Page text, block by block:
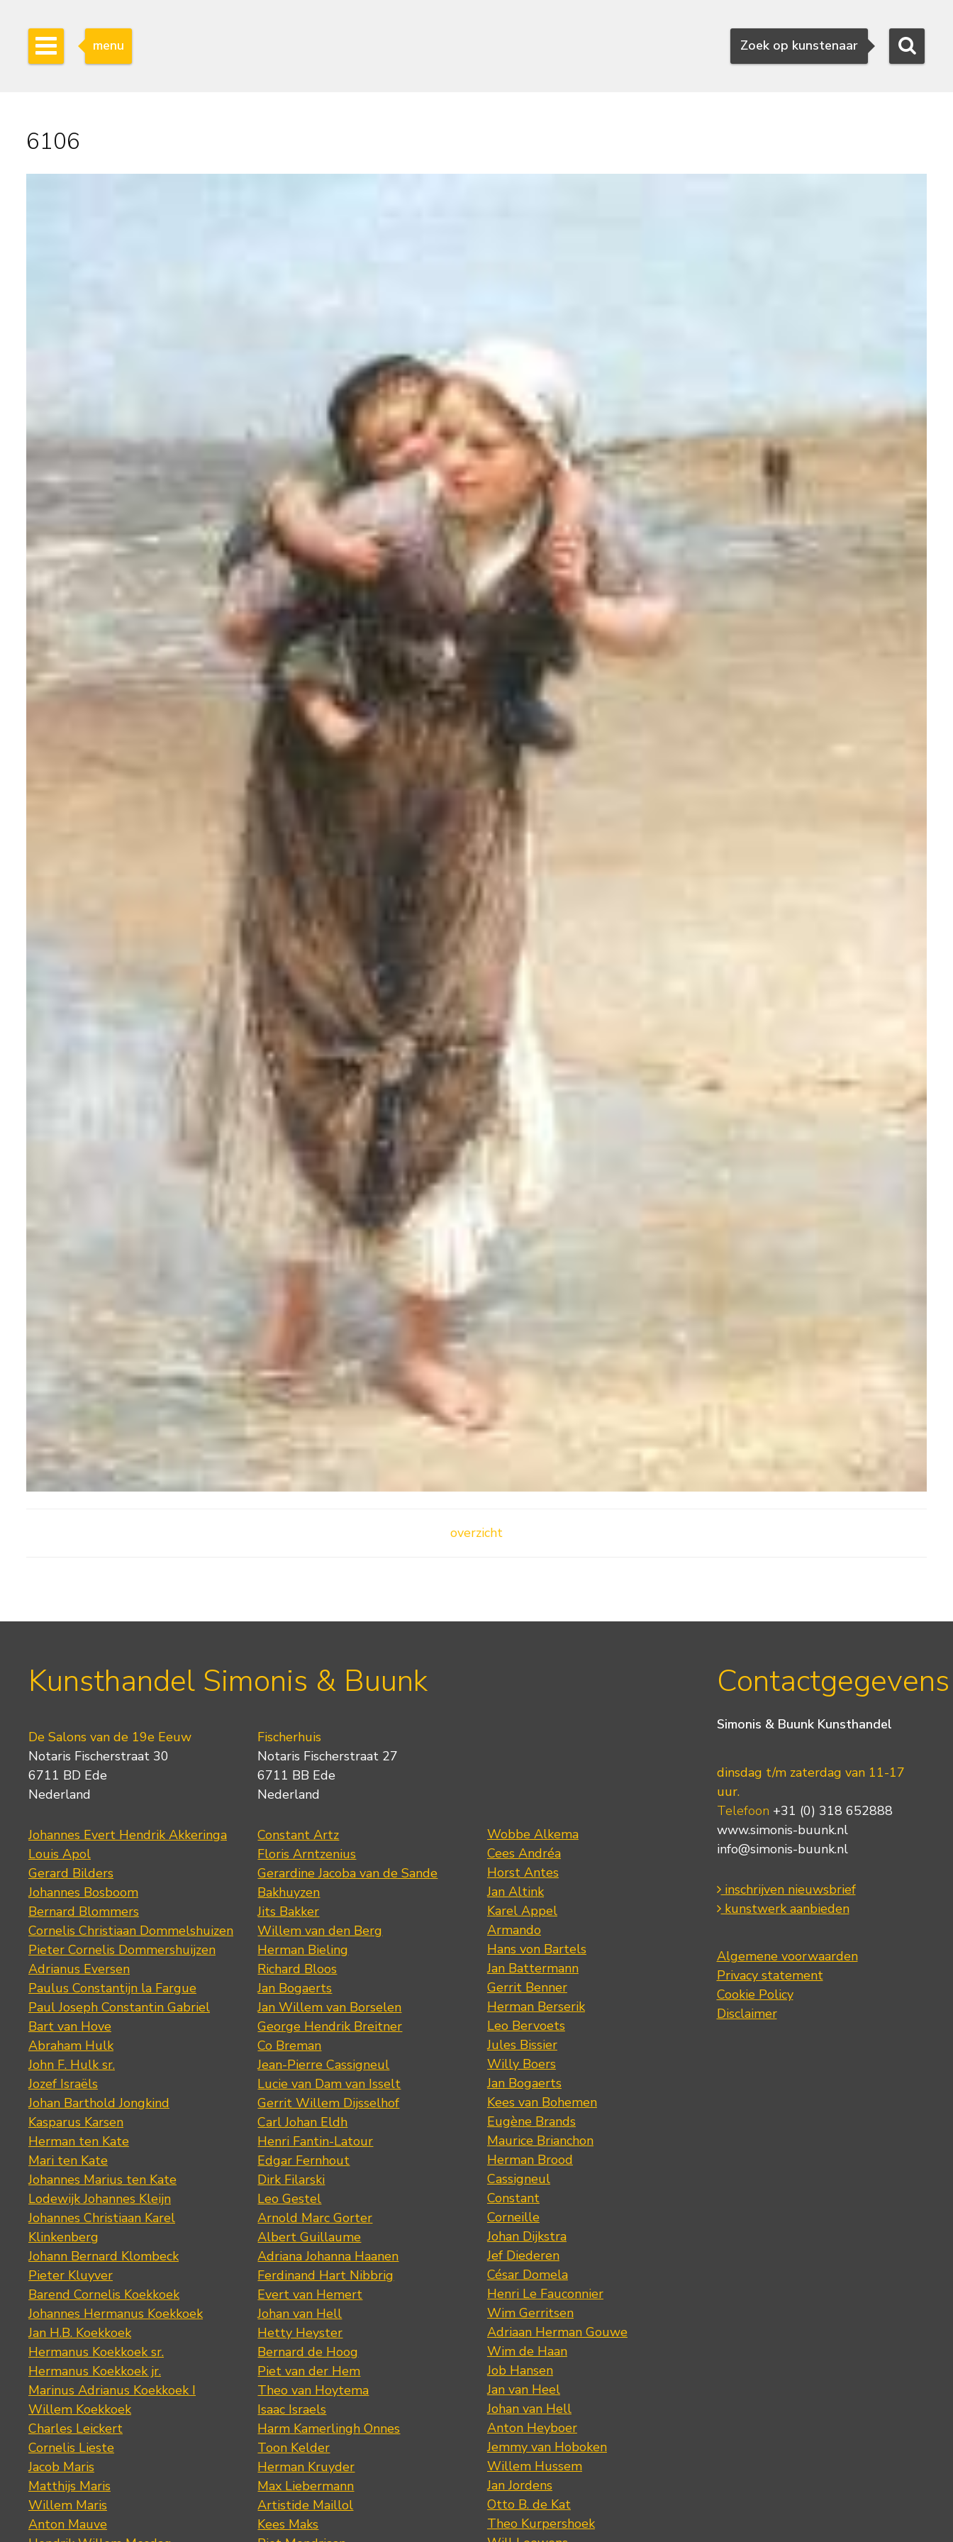
Zoeken
Zoek op kunstenaar
menu
6106
overzicht
Kunsthandel Simonis & Buunk
De Salons van de 19e Eeuw
Notaris Fischerstraat 30
6711 BD Ede
Nederland
Johannes Evert Hendrik Akkeringa
Louis Apol
Gerard Bilders
Johannes Bosboom
Bernard Blommers
Cornelis Christiaan Dommelshuizen
Pieter Cornelis Dommershuijzen
Adrianus Eversen
Paulus Constantijn la Fargue
Paul Joseph Constantin Gabriel
Bart van Hove
Abraham Hulk
John F. Hulk sr.
Jozef Israëls
Johan Barthold Jongkind
Kasparus Karsen
Herman ten Kate
Mari ten Kate
Johannes Marius ten Kate
Lodewijk Johannes Kleijn
Johannes Christiaan Karel
Klinkenberg
Johann Bernard Klombeck
Pieter Kluyver
Barend Cornelis Koekkoek
Johannes Hermanus Koekkoek
Jan H.B. Koekkoek
Hermanus Koekkoek sr.
Hermanus Koekkoek jr.
Marinus Adrianus Koekkoek I
Willem Koekkoek
Charles Leickert
Cornelis Lieste
Jacob Maris
Matthijs Maris
Willem Maris
Anton Mauve
Fischerhuis
Notaris Fischerstraat 27
6711 BB Ede
Nederland
Constant Artz
Floris Arntzenius
Gerardine Jacoba van de Sande
Bakhuyzen
Jits Bakker
Willem van den Berg
Herman Bieling
Richard Bloos
Jan Bogaerts
Jan Willem van Borselen
George Hendrik Breitner
Co Breman
Jean-Pierre Cassigneul
Lucie van Dam van Isselt
Gerrit Willem Dijsselhof
Carl Johan Eldh
Henri Fantin-Latour
Edgar Fernhout
Dirk Filarski
Leo Gestel
Arnold Marc Gorter
Albert Guillaume
Adriana Johanna Haanen
Ferdinand Hart Nibbrig
Evert van Hemert
Johan van Hell
Hetty Heyster
Bernard de Hoog
Piet van der Hem
Theo van Hoytema
Isaac Israels
Harm Kamerlingh Onnes
Toon Kelder
Herman Kruyder
Max Liebermann
Artistide Maillol
Kees Maks
Wobbe Alkema
Cees Andréa
Horst Antes
Jan Altink
Karel Appel
Armando
Hans von Bartels
Jan Battermann
Gerrit Benner
Herman Berserik
Leo Bervoets
Jules Bissier
Willy Boers
Jan Bogaerts
Kees van Bohemen
Eugène Brands
Maurice Brianchon
Herman Brood
Cassigneul
Constant
Corneille
Johan Dijkstra
Jef Diederen
César Domela
Henri Le Fauconnier
Wim Gerritsen
Adriaan Herman Gouwe
Wim de Haan
Job Hansen
Jan van Heel
Johan van Hell
Anton Heyboer
Jemmy van Hoboken
Willem Hussem
Jan Jordens
Otto B. de Kat
Theo Kurpershoek
Contactgegevens
Simonis & Buunk Kunsthandel
dinsdag t/m zaterdag van 11-17
uur.
Telefoon +31 (0) 318 652888
www.simonis-buunk.nl
info@simonis-buunk.nl
inschrijven nieuwsbrief
kunstwerk aanbieden
Algemene voorwaarden
Privacy statement
Cookie Policy
Disclaimer